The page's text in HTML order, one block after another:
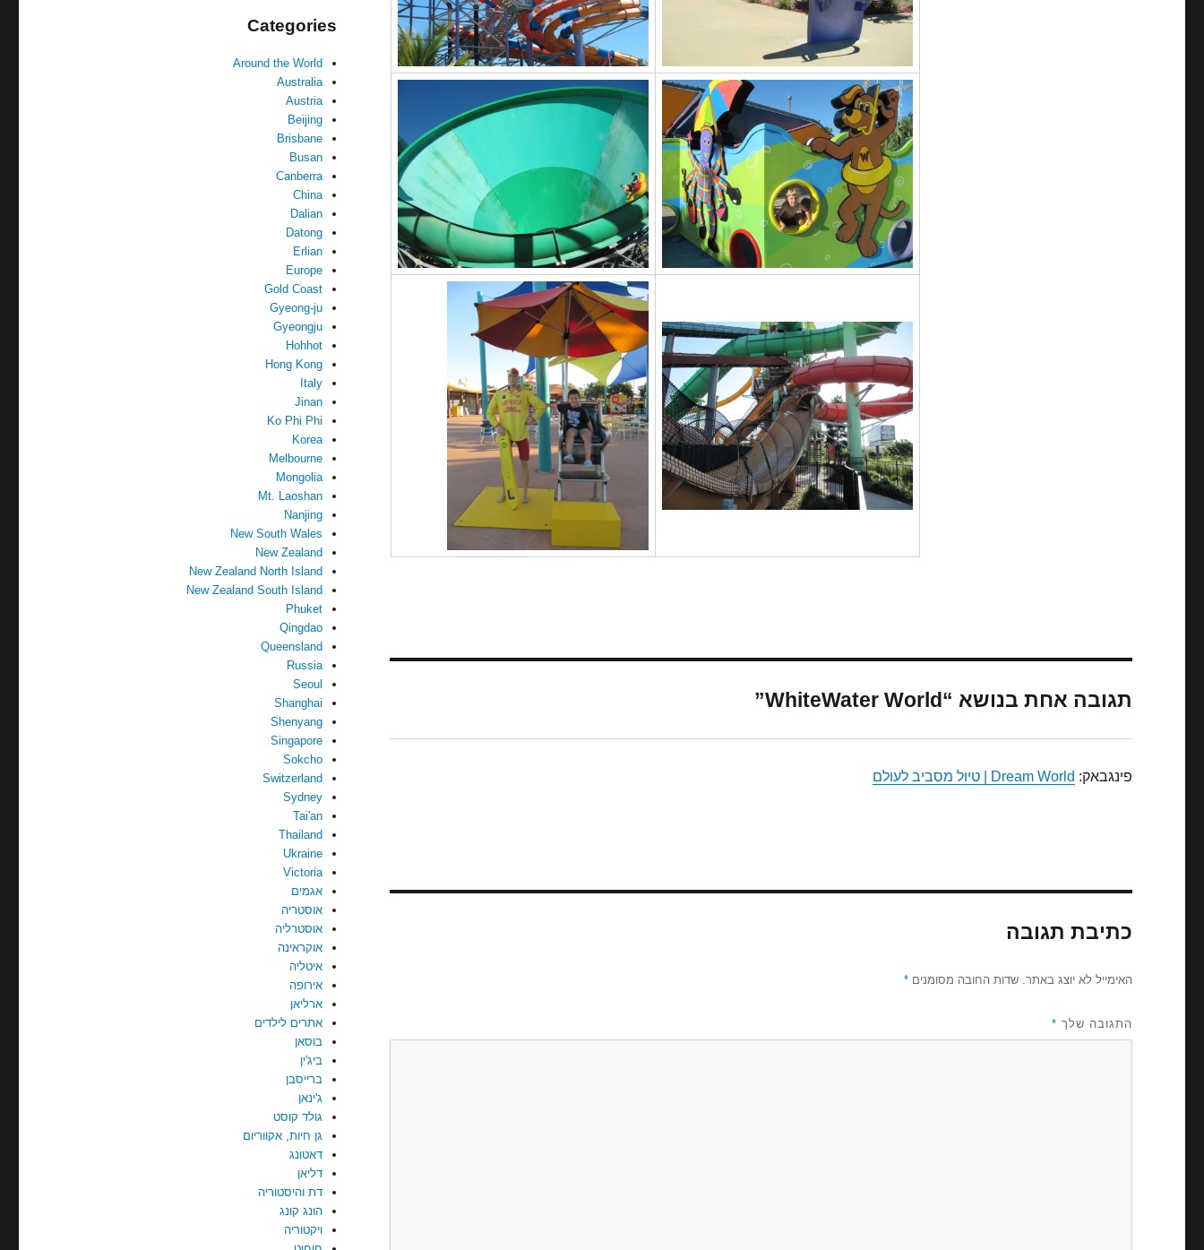
תגובה אחת בנושא “WhiteWater World”
פינגבאק: Dream World | טיול מסביב לעולם
כתיבת תגובה
האימייל לא יוצג באתר. שדות החובה מסומנים*
התגובה שלך *
Categories
Around the World
Australia
Austria
Beijing
Brisbane
Busan
Canberra
China
Dalian
Datong
Erlian
Europe
Gold Coast
Gyeong-ju
Gyeongju
Hohhot
Hong Kong
Italy
Jinan
Ko Phi Phi
Korea
Melbourne
Mongolia
Mt. Laoshan
Nanjing
New South Wales
New Zealand
New Zealand North Island
New Zealand South Island
Phuket
Qingdao
Queensland
Russia
Seoul
Shanghai
Shenyang
Singapore
Sokcho
Switzerland
Sydney
Tai'an
Thailand
Ukraine
Victoria
אגמים
אוסטריה
אוסטרליה
אוקראינה
איטליה
אירופה
ארליאן
אתרים לילדים
בוסאן
ביג'ין
ברייסבן
ג'ינאן
גולד קוסט
גן חיות, אקווריום
דאטונג
דליאן
דת והיסטוריה
הונג קונג
ויקטוריה